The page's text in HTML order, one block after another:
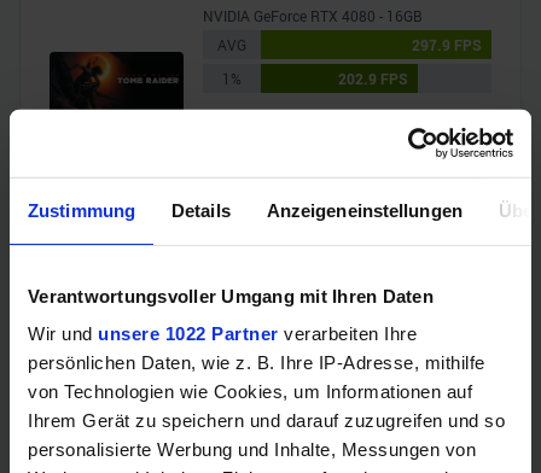
Zustimmung Details Anzeigeneinstellungen
Verantwortungsvoller Umgang mit Ihren Daten
Wir und unsere 1022 Partner verarbeiten Ihre
persönlichen Daten, wie z. B. Ihre IP-Adresse, mithilfe
von Technologien wie Cookies, um Informationen auf
Ihrem Gerät zu speichern und darauf zuzugreifen und so
personalisierte Werbung und Inhalte, Messungen von
NVIDIA GeForce RTX 4080 - 16GB
AVG
297.9 FPS
1%
202.9 FPS
1%
113.8 FPS
AVG
124.2 FPS
1%
95.2 FPS
AMD Radeon RX 6700 XT - 12GB
AVG
53.4 FPS
1%
40.1 FPS